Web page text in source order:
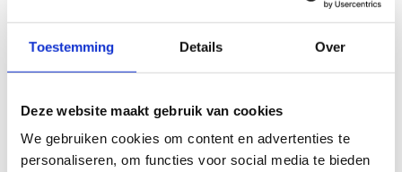
Toestemming Details Over
Deze website maakt gebruik van cookies
We gebruiken cookies om content en advertenties te
personaliseren, om functies voor social media te bieden